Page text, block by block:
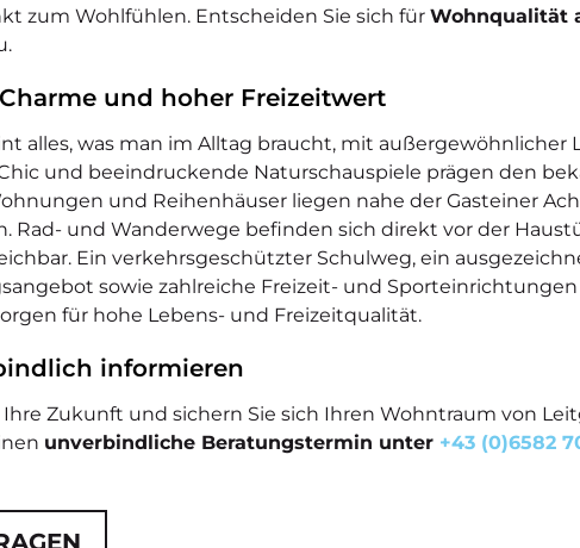
zum Wohlfühlen. Entscheiden Sie sich für Wohnqualität
und hoher Freizeitwert
alles, was man im Alltag braucht, mit außergewöhnlicher
und beeindruckende Naturschauspiele prägen den
und Reihenhäuser liegen nahe der Gasteiner
Rad- und Wanderwege befinden sich direkt vor der
Ein verkehrsgeschützter Schulweg, ein
sowie zahlreiche Freizeit- und
für hohe Lebens- und Freizeitqualität.
informieren
Zukunft und sichern Sie sich Ihren Wohntraum von
unverbindliche Beratungstermin unter +43 (0)6582